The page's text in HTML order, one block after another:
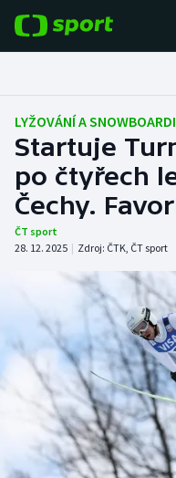
Fotbal
Hokej
Tenis
Atletika
Cyklistika
DALŠÍ SPORTY
Americký fotbal
Baseball a softbal
Basketbal
NEPŘEHLÉDNĚTE
Soutěže
Historické návraty
LYŽOVÁNÍ A
Startuje
po čtyřech
Čechy.
ČT sport
28. 12. 2025 | Zdroj: ČTK, ČT sport